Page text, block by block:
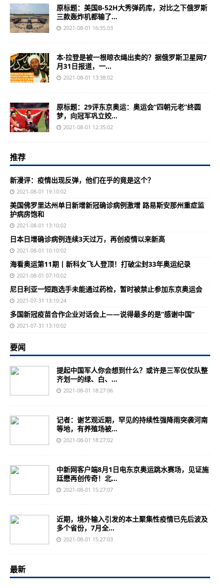
原标题：美国B-52H大秀弹药库，对比之下俄罗斯
三款轰炸机都输了...
2021-08-01 16:35:03
本·拉登是被一根晾衣绳出卖的？据俄罗斯卫星网7
月31日报道，一...
2021-08-01 13:38:02
原标题：29评东京奥运：奥运会“四朝元老”终圆
梦，向冠军巩立姣...
2021-08-01 12:35:02
推荐
新漫评：疫情出现反弹，他们在乎的竟是这个？
2021-08-01 19:10:02
美国佛罗里达州单日新增新冠确诊病例激增 路易斯安那州重症监
护病房饱和
2021-08-01 13:10:02
日本日增确诊病例连续3天过万，再创疫情以来新高
2021-08-01 10:10:02
海看奥运第11期丨新科女飞人登顶！打破尘封33年奥运纪录
2021-08-01 07:10:02
尼日利亚一短跑选手未能通过药检，暂时被禁止参加东京奥运会
2021-07-31 13:10:24
多国新冠疫苗合作企业对话会上——说得最多的是“感谢中国”
2021-07-31 13:10:02
要闻
提起中国军人你会想到什么？或许是三军仪仗队整
齐划一的绿、白、...
2021-08-01 18:27:06
记者：谢艺观近期，罕见的持续性强降雨突袭河南
等地，有养殖场被...
2021-08-01 18:27:02
中新网客户端8月1日电东京奥运跳水赛场，见证施
廷懋再创传奇！北...
2021-08-01 15:27:07
近期，境外输入引发的本土聚集性疫情已先后波及
多个省份，7月全...
2021-08-01 15:27:03
最新